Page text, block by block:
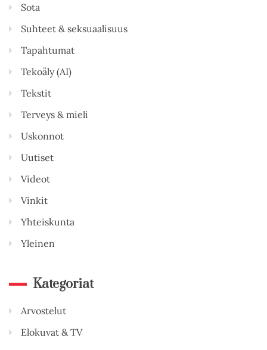
Sota
Suhteet & seksuaalisuus
Tapahtumat
Tekoäly (AI)
Tekstit
Terveys & mieli
Uskonnot
Uutiset
Videot
Vinkit
Yhteiskunta
Yleinen
Kategoriat
Arvostelut
Elokuvat & TV